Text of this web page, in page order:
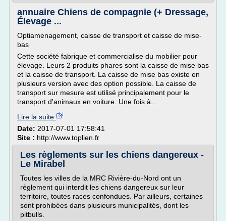
annuaire Chiens de compagnie (+ Dressage,
Élevage ...
Optiamenagement, caisse de transport et caisse de mise-
bas
Cette société fabrique et commercialise du mobilier pour
élevage. Leurs 2 produits phares sont la caisse de mise bas
et la caisse de transport. La caisse de mise bas existe en
plusieurs version avec des option possible. La caisse de
transport sur mesure est utilisé principalement pour le
transport d'animaux en voiture. Une fois à...
Lire la suite
Date: 2017-07-01 17:58:41
Site : http://www.toplien.fr
Les règlements sur les chiens dangereux -
Le Mirabel
Toutes les villes de la MRC Rivière-du-Nord ont un
règlement qui interdit les chiens dangereux sur leur
territoire, toutes races confondues. Par ailleurs, certaines
sont prohibées dans plusieurs municipalités, dont les
pitbulls.